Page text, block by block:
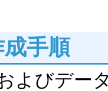
手順
よびデー